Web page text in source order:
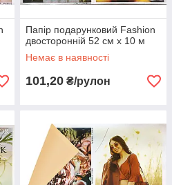
Папір подарунковий Fashion
двосторонній 52 см х 10 м
Немає в наявності
101,20 ₴/рулон